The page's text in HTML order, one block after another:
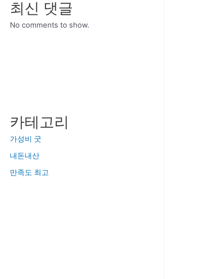
최신 댓글
No comments to show.
카테고리
가성비 굿
내돈내산
만족도 최고